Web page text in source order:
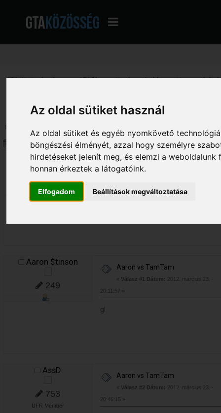
Az oldal sütiket használ
Az oldal sütiket és egyéb nyomkövető
böngészési élményét, azzal hogy személyre
hirdetéseket jelenít meg, és elemzi a
honnan érkeztek a látogatóink.
Elfogadom Beállítások megváltoztatása
Oldalak: [
Szerző Téma: Aaron vs TamTam
TamTam
177
Aaron vs TamTam
«Dátum:2012. március 23. - 20:07:20 »
Egy birót kérnék és 3 feladatot,2
Aaron $tinson
249
Aaron vs TamTam
« Válasz #1 Dátum: 2012. március 23. -
20:11:57 »
gl
AssD
753
UFR Member
Aaron vs TamTam
« Válasz #2 Dátum:
2012. március 23. -
20:46:15 »